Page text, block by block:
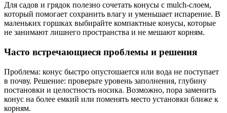
Для садов и грядок полезно сочетать конусы с mulch-слоем,
который помогает сохранить влагу и уменьшает испарение. В
маленьких горшках выбирайте компактные конусы, которые
не занимают лишнего пространства и не мешают корням.
Часто встречающиеся проблемы и решения
Проблема: конус быстро опустошается или вода не поступает
в почву. Решение: проверьте уровень заполнения, глубину
постановки и целостность носика. Возможно, пора заменить
конус на более емкий или поменять место установки ближе к
корням.